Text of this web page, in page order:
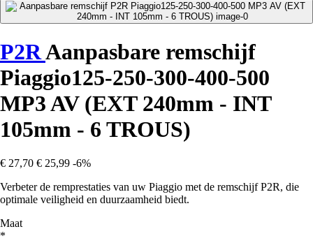
P2RAanpasbare remschijf
Piaggio125-250-300-400-500
MP3 AV (EXT 240mm - INT
105mm - 6 TROUS)
€ 27,70 € 25,99 -6%
Verbeter de remprestaties van uw Piaggio met de remschijf P2R, die
optimale veiligheid en duurzaamheid biedt.
Maat
*